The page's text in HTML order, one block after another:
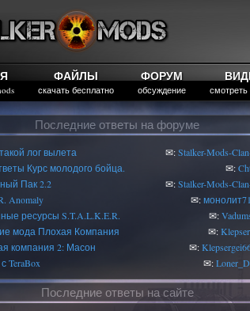
ФАЙЛЫ
скачать бесплатно
ФОРУМ
обсуждение смотреть
Последние ответы на форуме
лог вылета ✉:Stalker-Mods-
Курс молодого бойца. ✉:
Пак 2.2 ✉:Stalker-Mods-
Anomaly ✉:
ресурсы S.T.A.L.K.E.R. ✉:
мода Плохая Компания ✉:
компания 2: Масон ✉:
TeraBox ✉:
Последние ответы на сайте